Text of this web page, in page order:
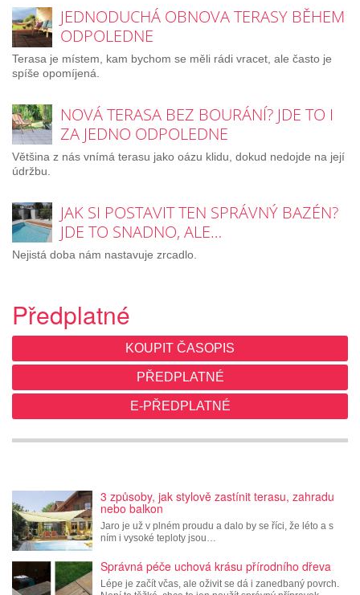
JEDNODUCHÁ OBNOVA TERASY BĚHEM
ODPOLEDNE
Terasa je místem, kam bychom se měli rádi vracet, ale často je
spíše opomíjená.
NOVÁ TERASA BEZ BOURÁNÍ? JDE TO I
ZA JEDNO ODPOLEDNE
Většina z nás vnímá terasu jako oázu klidu, dokud nedojde na její
údržbu.
JAK SI POSTAVIT TEN SPRÁVNÝ BAZÉN?
JDE TO SNADNO, ALE…
Nejistá doba nám nastavuje zrcadlo.
Předplatné
KOUPIT ČASOPIS
PŘEDPLATNÉ
E-PŘEDPLATNÉ
3 způsoby, jak stylově zastínit terasu, zahradu
nebo balkon
Jaro je už v plném proudu a dalo by se říci, že léto a s
ním i vysoké teploty jsou…
Správná péče uchová krásu přírodního dřeva
Lépe je začít včas, ale oživit se dá i zanedbaný povrch.